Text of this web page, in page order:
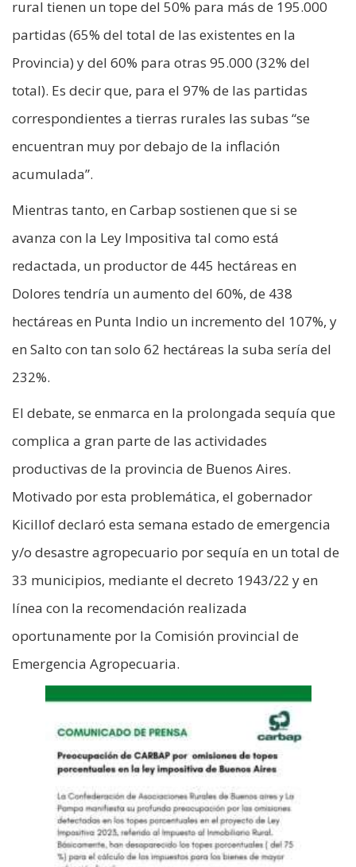
rural tienen un tope del 50% para más de 195.000
partidas (65% del total de las existentes en la
Provincia) y del 60% para otras 95.000 (32% del
total). Es decir que, para el 97% de las partidas
correspondientes a tierras rurales las subas “se
encuentran muy por debajo de la inflación
acumulada”.
Mientras tanto, en Carbap sostienen que si se
avanza con la Ley Impositiva tal como está
redactada, un productor de 445 hectáreas en
Dolores tendría un aumento del 60%, de 438
hectáreas en Punta Indio un incremento del 107%, y
en Salto con tan solo 62 hectáreas la suba sería del
232%.
El debate, se enmarca en la prolongada sequía que
complica a gran parte de las actividades
productivas de la provincia de Buenos Aires.
Motivado por esta problemática, el gobernador
Kicillof declaró esta semana estado de emergencia
y/o desastre agropecuario por sequía en un total de
33 municipios, mediante el decreto 1943/22 y en
línea con la recomendación realizada
oportunamente por la Comisión provincial de
Emergencia Agropecuaria.